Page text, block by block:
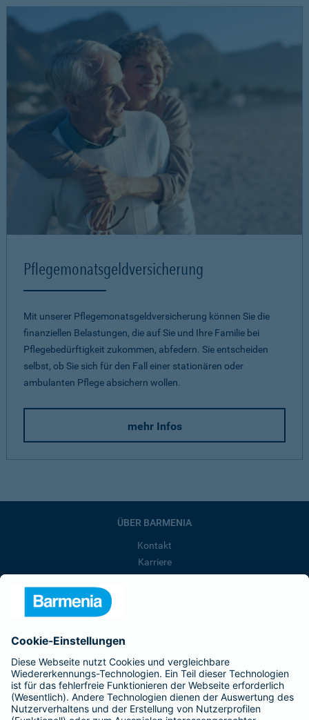
Pflegemonatsgeld­versicherung
Mit unserer Pflegemonatsgeld­versicherung können Sie die
finanziellen Belastungen, die auf Sie und Ihre Familie bei
Pflegebedürftigkeit zukommen, abfedern. Sie entscheiden
selbst, ob Sie sich für den Fall einer stationären oder
ambulanten Pflege absichern wollen.
mehr Infos
ÜBER BARMENIA
Kontakt
Karriere
Barmenia ist Teil der BarmeniaGothaer
BELIEBTE SEITEN
Kranken-Zusatzversicherung
Tierversicherungen